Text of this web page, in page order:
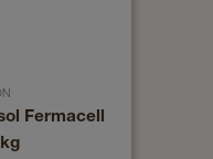
Fermacell